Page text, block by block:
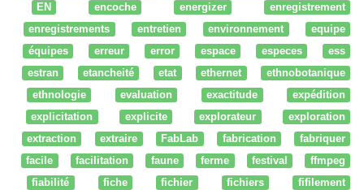
EN
encoche energizer
enregistrement
enregistrements
entretien environnement
equipe
équipes
erreur error espace especes
ess
estran
etancheité etat ethernet
ethnobotanique
ethnologie
evaluation exactitude
expédition
explicitation
explicite explorateur
exploration
extraction
extraire FabLab fabrication
fabriquer
facile
facilitation faune ferme festival
ffmpeg
fiabilité
fiche fichier fichiers
fifilement